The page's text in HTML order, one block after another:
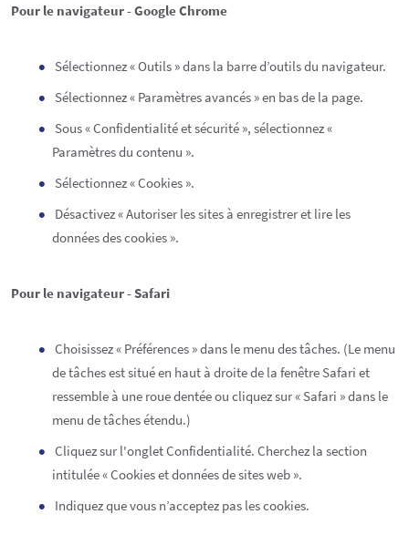
Pour le navigateur - Google Chrome
Sélectionnez « Outils » dans la barre d’outils du navigateur.
Sélectionnez « Paramètres avancés » en bas de la page.
Sous « Confidentialité et sécurité », sélectionnez «
Paramètres du contenu ».
Sélectionnez « Cookies ».
Désactivez « Autoriser les sites à enregistrer et lire les
données des cookies ».
Pour le navigateur - Safari
Choisissez « Préférences » dans le menu des tâches. (Le menu
de tâches est situé en haut à droite de la fenêtre Safari et
ressemble à une roue dentée ou cliquez sur « Safari » dans le
menu de tâches étendu.)
Cliquez sur l'onglet Confidentialité. Cherchez la section
intitulée « Cookies et données de sites web ».
Indiquez que vous n’acceptez pas les cookies.